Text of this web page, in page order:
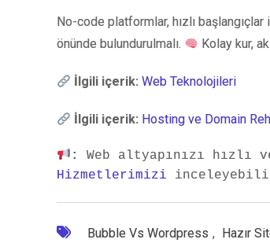
No-code platformlar, hızlı
önünde bulundurulmalı.
Kolay kur,
İlgili içerik: Web Teknolojileri
İlgili içerik: Hosting ve Domain
: Web altyapınızı
Hizmetlerimizi
Bubble Vs Wordpress , Hazır